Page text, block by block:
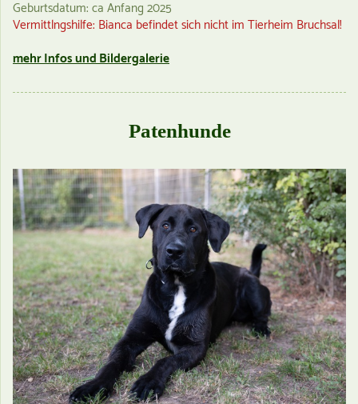
Geburtsdatum: ca Anfang 2025
Vermittlngshilfe: Bianca befindet sich nicht im Tierheim Bruchsal!
mehr Infos und Bildergalerie
Patenhunde